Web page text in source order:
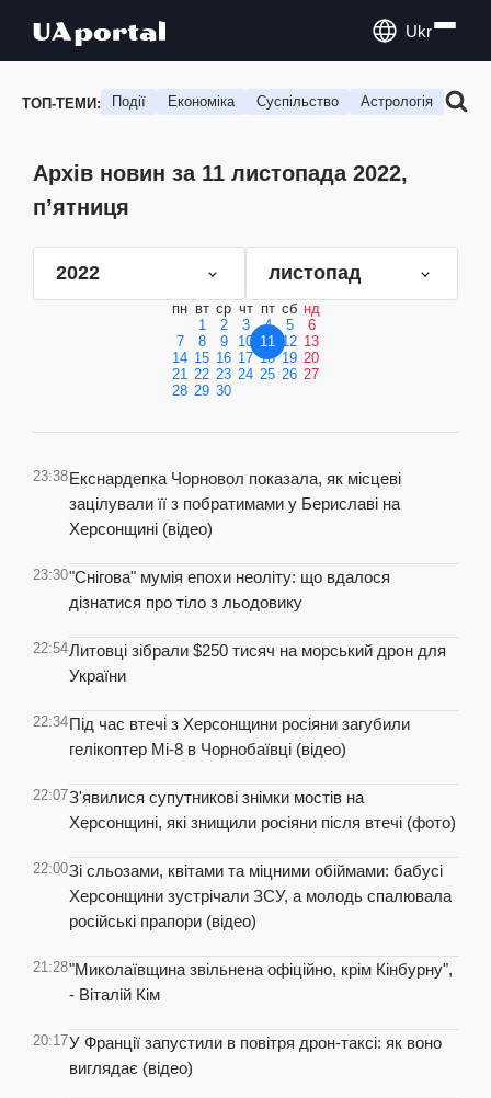
Ukr
ТОП-ТЕМИ: Події Економіка Суспільство Астрологія
Архів новин за 11 листопада 2022,
п’ятниця
2022 листопад
пн вт ср чт пт сб нд
1
2 3 4 5
6
7
8 9 10 11 12 13
14 15 16 17 18 19 20
21 22 23 24 25 26 27
28 29 30
23:38Екснардепка Чорновол показала, як місцеві
зацілували її з побратимами у Бериславі на
Херсонщині (відео)
23:30"Снігова" мумія епохи неоліту: що вдалося
дізнатися про тіло з льодовику
22:54Литовці зібрали $250 тисяч на морський дрон для
України
22:34Під час втечі з Херсонщини росіяни загубили
гелікоптер Мі-8 в Чорнобаївці (відео)
22:07З'явилися супутникові знімки мостів на
Херсонщині, які знищили росіяни після втечі (фото)
22:00Зі сльозами, квітами та міцними обіймами: бабусі
Херсонщини зустрічали ЗСУ, а молодь спалювала
російські прапори (відео)
21:28"Миколаївщина звільнена офіційно, крім Кінбурну",
- Віталій Кім
20:17У Франції запустили в повітря дрон-таксі: як воно
виглядає (відео)